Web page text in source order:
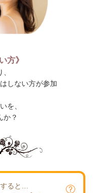
方》
しない方が参加
を、
か？
ると…